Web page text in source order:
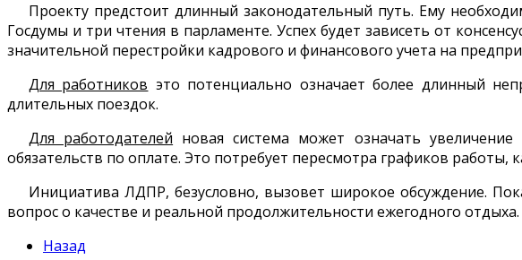
Проекту предстоит длинный законодательный путь. Ему
Госдумы и три чтения в парламенте. Успех будет зависеть от
значительной перестройки кадрового и финансового учета на
Для работников это потенциально означает более длинный
длительных поездок.
Для работодателей новая система может означать
обязательств по оплате. Это потребует пересмотра графиков
Инициатива ЛДПР, безусловно, вызовет широкое обсуждение.
вопрос о качестве и реальной продолжительности ежегодного отдыха.
Назад